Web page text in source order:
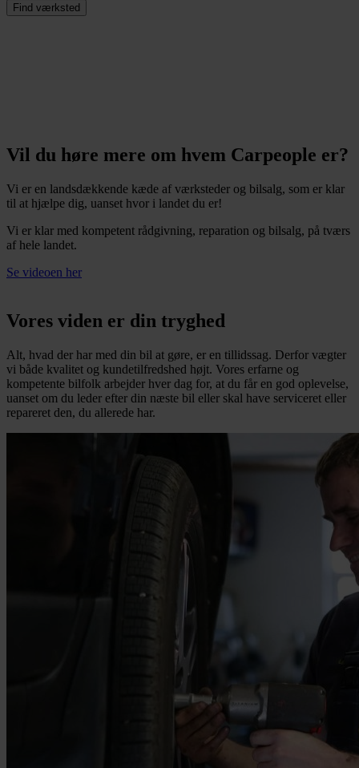
Find værksted
Vil du høre mere om hvem Carpeople er?
Vi er en landsdækkende kæde af værksteder og bilsalg, som er klar
til at hjælpe dig, uanset hvor i landet du er!
Vi er klar med kompetent rådgivning, reparation og bilsalg, på tværs
af hele landet.
Se videoen her
Vores viden er din tryghed
Alt, hvad der har med din bil at gøre, er en tillidssag. Derfor vægter
vi både kvalitet og kundetilfredshed højt. Vores erfarne og
kompetente bilfolk arbejder hver dag for, at du får en god oplevelse,
uanset om du leder efter din næste bil eller skal have serviceret eller
repareret den, du allerede har.